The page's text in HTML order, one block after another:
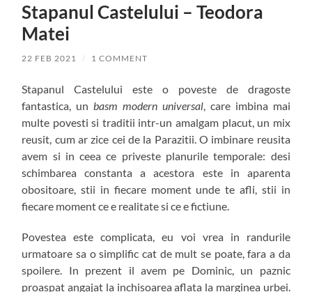
Stapanul Castelului – Teodora
Matei
22 FEB 2021 / 1 COMMENT
Stapanul Castelului este o poveste de dragoste
fantastica, unbasm modern universal, care imbina mai
multe povesti si traditii intr-un amalgam placut, un mix
reusit, cum ar zice cei de la Parazitii. O imbinare reusita
avem si in ceea ce priveste planurile temporale: desi
schimbarea constanta a acestora este in aparenta
obositoare, stii in fiecare moment unde te afli, stii in
fiecare moment ce e realitate si ce e fictiune.
Povestea este complicata, eu voi vrea in randurile
urmatoare sa o simplific cat de mult se poate, fara a da
spoilere. In prezent il avem pe Dominic, un paznic
proaspat angajat la inchisoarea aflata la marginea urbei.